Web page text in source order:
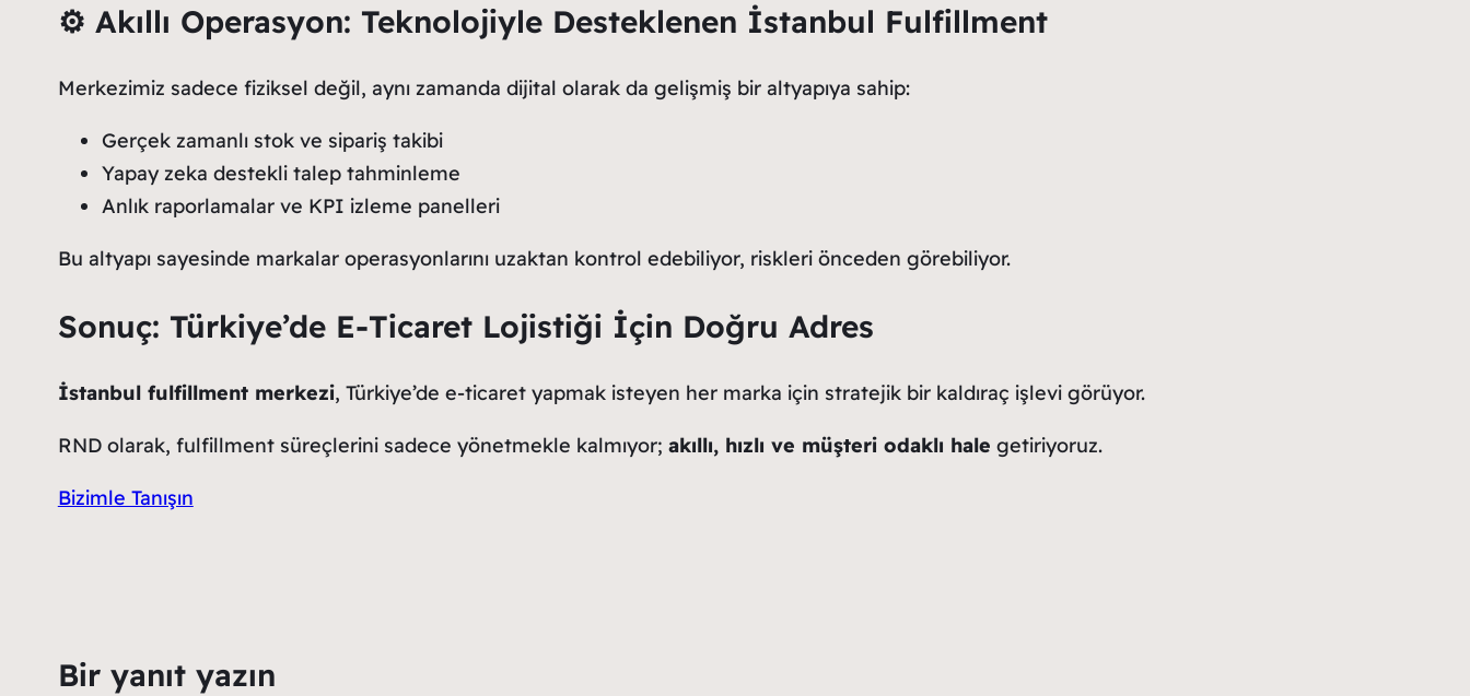
⚙️ Akıllı Operasyon: Teknolojiyle Desteklenen İstanbul Fulfillment
Merkezimiz sadece fiziksel değil, aynı zamanda dijital olarak da gelişmiş bir altyapıya sahip:
Gerçek zamanlı stok ve sipariş takibi
Yapay zeka destekli talep tahminleme
Anlık raporlamalar ve KPI izleme panelleri
Bu altyapı sayesinde markalar operasyonlarını uzaktan kontrol edebiliyor, riskleri önceden görebiliyor.
Sonuç: Türkiye’de E-Ticaret Lojistiği İçin Doğru Adres
İstanbul fulfillment merkezi, Türkiye’de e-ticaret yapmak isteyen her marka için stratejik bir kaldıraç işlevi görüyor.
RND olarak, fulfillment süreçlerini sadece yönetmekle kalmıyor; akıllı, hızlı ve müşteri odaklı hale getiriyoruz.
Bizimle Tanışın
Bir yanıt yazın